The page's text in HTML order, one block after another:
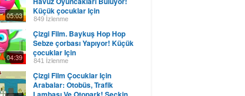
05:03
Küçük çocuklar Için
849 İzlenme
04:39
Çizgi Film. Baykuş Hop Hop
Sebze çorbası Yapıyor! Küçük
çocuklar Için
841 İzlenme
Çizgi Film Çocuklar Için
Arabalar: Otobüs, Trafik